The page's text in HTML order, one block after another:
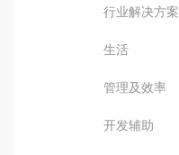
行业解决方案
生活
管理及效率
开发辅助